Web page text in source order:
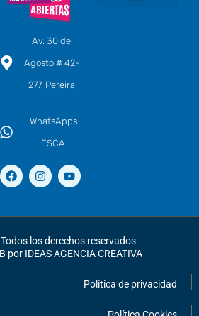
Av. 30 de
Agosto # 42-
277, Pereira
WhatsApps
ESCA
F
a
b
o
k
I
n
a
r
a
m
Y
o
u
e
los derechos reservados
por IDEAS AGENCIA CREATIVA
Política de privacidad